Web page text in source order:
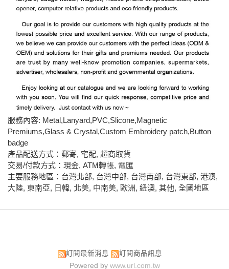
服務內容: Metal,Lanyard,PVC,Slicone,Magnetic
Premiums,Glass & Crystal,Custom Embroidery patch,Button
badge
產品配送方式：郵寄, 宅配, 超商取貨
交易/付款方式：現金, ATM轉帳, 電匯
主要服務地區：台灣北部, 台灣中部, 台灣南部, 台灣東部, 港澳,
大陸, 東南亞, 日韓, 北美, 中南美, 歐洲, 紐澳, 其他, 全國地區
訂閱最新消息
訂閱商品訊息
Powered by www.url.com.tw